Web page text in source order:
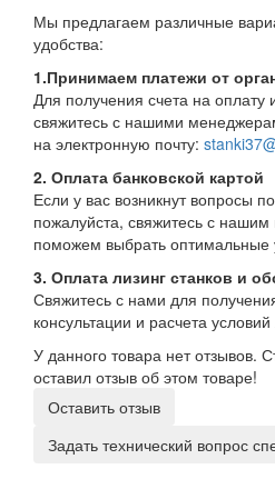
Мы предлагаем различные
удобства:
1.Принимаем платежи от
Для получения счета на оплату
свяжитесь с нашими
на электронную почту:
2. Оплата банковской картой
Если у вас возникнут вопросы
пожалуйста, свяжитесь с
поможем выбрать оптимальные
3. Оплата лизинг станков и
Свяжитесь с нами для
консультации и расчета условий
У данного товара нет отзывов.
оставил отзыв об этом товаре!
Оставить отзыв
Задать технический вопрос